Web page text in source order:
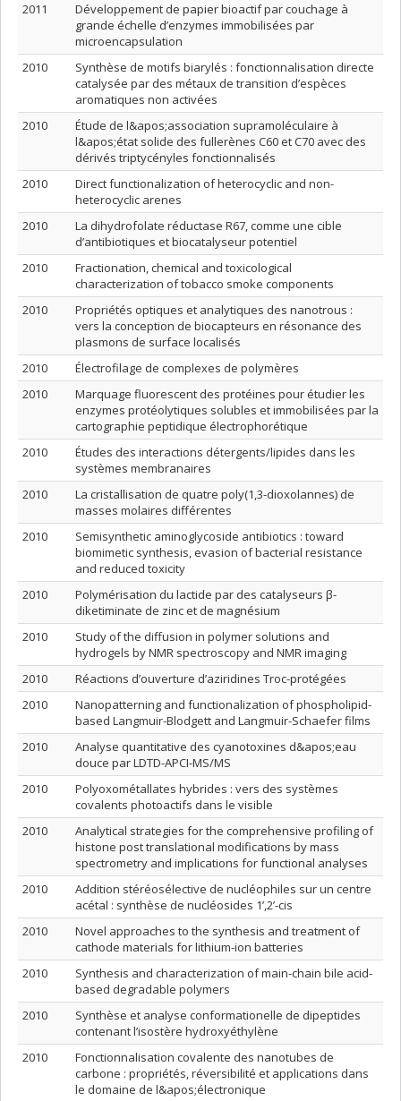
2011
Développement de papier bioactif par couchage à
grande échelle d’enzymes immobilisées par
microencapsulation
2010
Synthèse de motifs biarylés : fonctionnalisation directe
catalysée par des métaux de transition d’espèces
aromatiques non activées
2010
Étude de l&apos;association supramoléculaire à
l&apos;état solide des fullerènes C60 et C70 avec des
dérivés triptycényles fonctionnalisés
2010
Direct functionalization of heterocyclic and non-
heterocyclic arenes
2010
La dihydrofolate réductase R67, comme une cible
d’antibiotiques et biocatalyseur potentiel
2010
Fractionation, chemical and toxicological
characterization of tobacco smoke components
2010
Propriétés optiques et analytiques des nanotrous :
vers la conception de biocapteurs en résonance des
plasmons de surface localisés
2010
Électrofilage de complexes de polymères
2010
Marquage fluorescent des protéines pour étudier les
enzymes protéolytiques solubles et immobilisées par la
cartographie peptidique électrophorétique
2010
Études des interactions détergents/lipides dans les
systèmes membranaires
2010
La cristallisation de quatre poly(1,3-dioxolannes) de
masses molaires différentes
2010
Semisynthetic aminoglycoside antibiotics : toward
biomimetic synthesis, evasion of bacterial resistance
and reduced toxicity
2010
Polymérisation du lactide par des catalyseurs β-
diketiminate de zinc et de magnésium
2010
Study of the diffusion in polymer solutions and
hydrogels by NMR spectroscopy and NMR imaging
2010
Réactions d’ouverture d’aziridines Troc-protégées
2010
Nanopatterning and functionalization of phospholipid-
based Langmuir-Blodgett and Langmuir-Schaefer films
2010
Analyse quantitative des cyanotoxines d&apos;eau
douce par LDTD-APCI-MS/MS
2010
Polyoxométallates hybrides : vers des systèmes
covalents photoactifs dans le visible
2010
Analytical strategies for the comprehensive profiling of
histone post translational modifications by mass
spectrometry and implications for functional analyses
2010
Addition stéréosélective de nucléophiles sur un centre
acétal : synthèse de nucléosides 1’,2’-cis
2010
Novel approaches to the synthesis and treatment of
cathode materials for lithium-ion batteries
2010
Synthesis and characterization of main-chain bile acid-
based degradable polymers
2010
Synthèse et analyse conformationelle de dipeptides
contenant l’isostère hydroxyéthylène
2010
Fonctionnalisation covalente des nanotubes de
carbone : propriétés, réversibilité et applications dans
le domaine de l&apos;électronique